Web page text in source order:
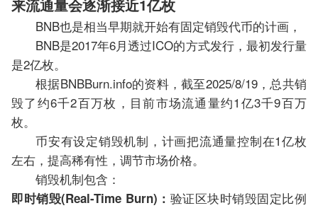
来流通量会逐渐接近1亿枚
BNB也是相当早期就开始有固定销毁代币的计画，
BNB是2017年6月透过ICO的方式发行，最初发行量
是2亿枚。
根据BNBBurn.info的资料，截至2025/8/19，总共销
毁了约6千2百万枚，目前市场流通量约1亿3千9百万
枚。
币安有设定销毁机制，计画把流通量控制在1亿枚
左右，提高稀有性，调节市场价格。
销毁机制包含：
即时销毁(Real-Time Burn)： 验证区块时销毁固定比例